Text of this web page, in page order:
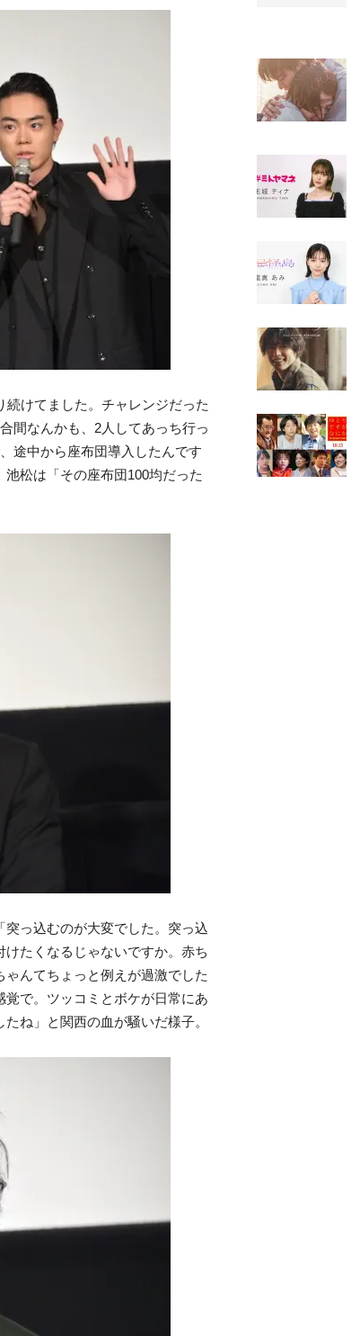
けてました。チャレンジだった
間なんかも、2人してあっち行っ
途中から座布団導入したんです
松は「その座布団100均だった
っ込むのが大変でした。突っ込
たくなるじゃないですか。赤ち
んてちょっと例えが過激でした
覚で。ツッコミとボケが日常にあ
ね」と関西の血が騒いだ様子。